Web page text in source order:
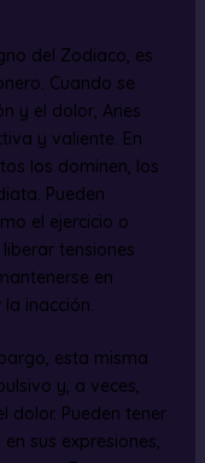
del Zodiaco, es
Cuando se
y el dolor, Aries
y valiente. En
los dominen, los
Pueden
el ejercicio o
tensiones
en
inacción.
esta misma
y, a veces,
dolor. Pueden tener
sus expresiones,